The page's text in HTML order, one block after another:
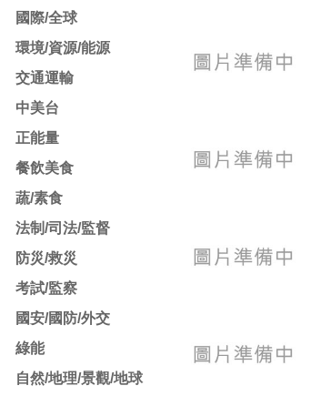
國際/全球
環境/資源/能源
交通運輸
中美台
正能量
餐飲美食
蔬/素食
法制/司法/監督
防災/救災
考試/監察
國安/國防/外交
綠能
自然/地理/景觀/地球